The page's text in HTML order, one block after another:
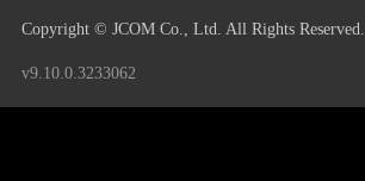
Copyright © JCOM Co., Ltd. All Rights Reserved.
v9.10.0.3233062